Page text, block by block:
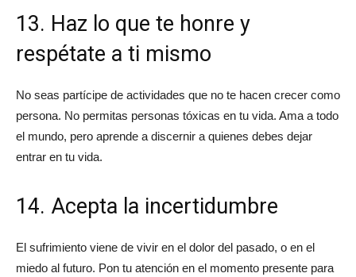
13. Haz lo que te honre y
respétate a ti mismo
No seas partícipe de actividades que no te hacen crecer como
persona. No permitas personas tóxicas en tu vida. Ama a todo
el mundo, pero aprende a discernir a quienes debes dejar
entrar en tu vida.
14. Acepta la incertidumbre
El sufrimiento viene de vivir en el dolor del pasado, o en el
miedo al futuro. Pon tu atención en el momento presente para